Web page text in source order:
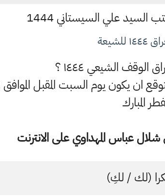
المبارك
عباس المهداوي على الانترنت
(لك / لكِ)